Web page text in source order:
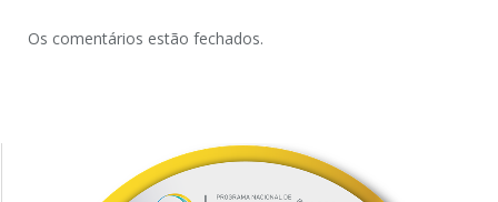
Os comentários estão fechados.